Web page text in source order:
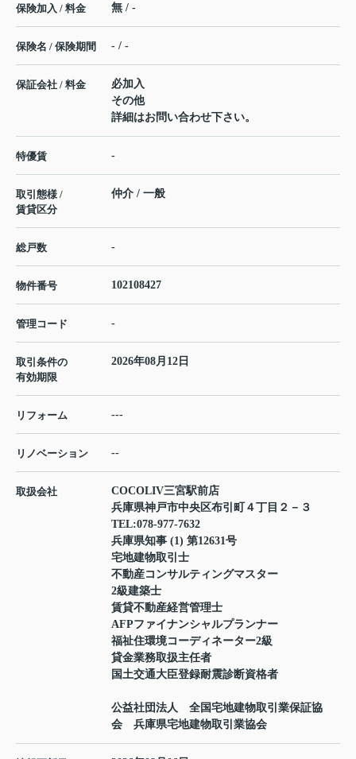
保険加入 / 料金 無 / -
保険名 / 保険期間 - / -
保証会社 / 料金
必加入
その他
詳細はお問い合わせ下さい。
特優賃 -
取引態様 /
賃貸区分
仲介 / 一般
総戸数 -
物件番号 102108427
管理コード -
取引条件の
有効期限
2026年08月12日
リフォーム ---
リノベーション --
取扱会社
COCOLIV三宮駅前店
兵庫県神戸市中央区布引町４丁目２－３
TEL:078-977-7632
兵庫県知事 (1) 第12631号
宅地建物取引士
不動産コンサルティングマスター
2級建築士
賃貸不動産経営管理士
AFPファイナンシャルプランナー
福祉住環境コーディネーター2級
貸金業務取扱主任者
国土交通大臣登録耐震診断資格者
公益社団法人 全国宅地建物取引業保証協
会 兵庫県宅地建物取引業協会